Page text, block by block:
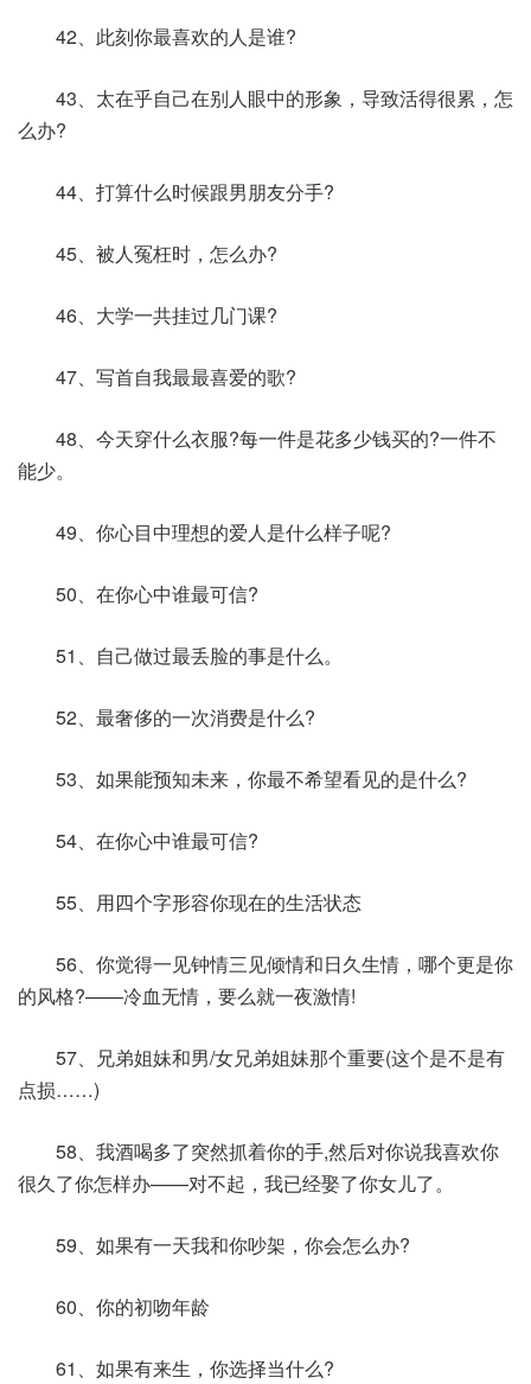
42、此刻你最喜欢的人是谁?
43、太在乎自己在别人眼中的形象，导致活得很累，怎
么办?
44、打算什么时候跟男朋友分手?
45、被人冤枉时，怎么办?
46、大学一共挂过几门课?
47、写首自我最最喜爱的歌?
48、今天穿什么衣服?每一件是花多少钱买的?一件不
能少。
49、你心目中理想的爱人是什么样子呢?
50、在你心中谁最可信?
51、自己做过最丢脸的事是什么。
52、最奢侈的一次消费是什么?
53、如果能预知未来，你最不希望看见的是什么?
54、在你心中谁最可信?
55、用四个字形容你现在的生活状态
56、你觉得一见钟情三见倾情和日久生情，哪个更是你
的风格?——冷血无情，要么就一夜激情!
57、兄弟姐妹和男/女兄弟姐妹那个重要(这个是不是有
点损……)
58、我酒喝多了突然抓着你的手,然后对你说我喜欢你
很久了你怎样办——对不起，我已经娶了你女儿了。
59、如果有一天我和你吵架，你会怎么办?
60、你的初吻年龄
61、如果有来生，你选择当什么?